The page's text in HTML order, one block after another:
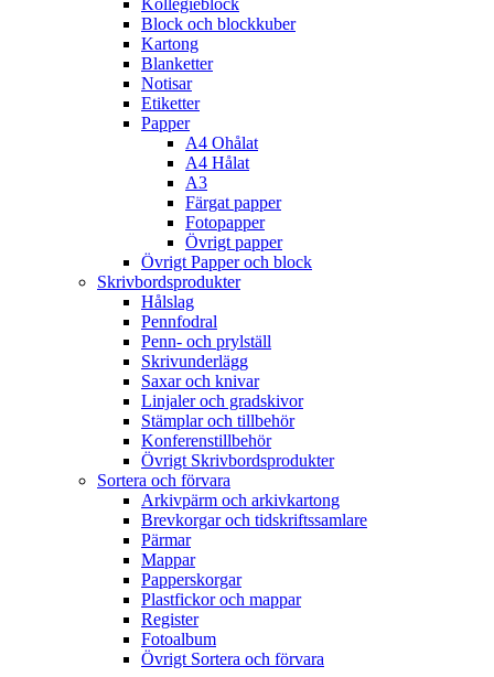
Kollegieblock
Block och blockkuber
Kartong
Blanketter
Notisar
Etiketter
Papper
A4 Ohålat
A4 Hålat
A3
Färgat papper
Fotopapper
Övrigt papper
Övrigt Papper och block
Skrivbordsprodukter
Hålslag
Pennfodral
Penn- och prylställ
Skrivunderlägg
Saxar och knivar
Linjaler och gradskivor
Stämplar och tillbehör
Konferenstillbehör
Övrigt Skrivbordsprodukter
Sortera och förvara
Arkivpärm och arkivkartong
Brevkorgar och tidskriftssamlare
Pärmar
Mappar
Papperskorgar
Plastfickor och mappar
Register
Fotoalbum
Övrigt Sortera och förvara